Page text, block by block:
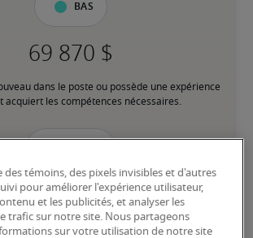
Bas
dans le poste ou possède une expérience
acquiert les compétences nécessaires.
une expérience modérée dans le poste,
des témoins, des pixels invisibles et d'autres
pour améliorer l'expérience utilisateur,
et les publicités, et analyser les
trafic sur notre site. Nous partageons
sur votre utilisation de notre site